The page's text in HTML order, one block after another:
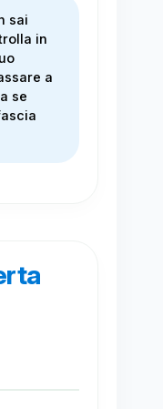
sai
in
a
se